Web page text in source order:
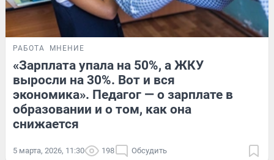
РАБОТА МНЕНИЕ
«Зарплата упала на 50%, а ЖКУ
выросли на 30%. Вот и вся
экономика». Педагог — о зарплате в
образовании и о том, как она
снижается
5 марта, 2026, 11:30 198 Обсудить